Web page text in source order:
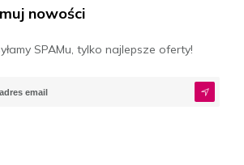
nowości
SPAMu, tylko najlepsze oferty!